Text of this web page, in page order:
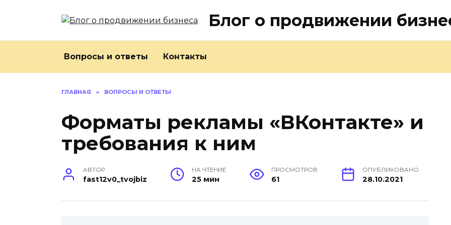
Блог о продвижении
Вопросы и ответы Контакты
ГЛАВНАЯ » ВОПРОСЫ И ОТВЕТЫ
Форматы рекламы «ВКонтакте» и
требования к ним
АВТОР
fast12v0_tvojbiz
НА ЧТЕНИЕ
25 мин
ПРОСМОТРОВ
61
ОПУБЛИКОВАНО
28.10.2021